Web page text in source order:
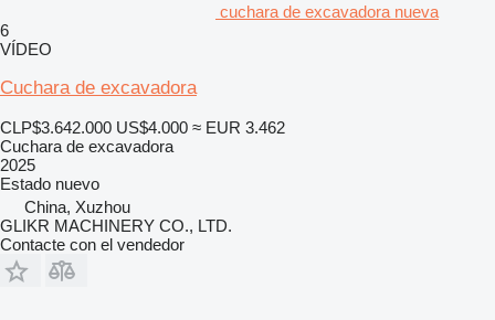
cuchara de excavadora nueva
6
VÍDEO
Cuchara de excavadora
CLP$3.642.000 US$4.000 ≈ EUR 3.462
Cuchara de excavadora
2025
Estado nuevo
China, Xuzhou
GLIKR MACHINERY CO., LTD.
Contacte con el vendedor